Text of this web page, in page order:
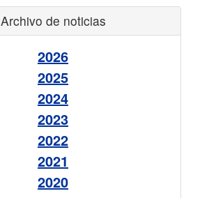
Archivo de noticias
2026
2025
2024
2023
2022
2021
2020